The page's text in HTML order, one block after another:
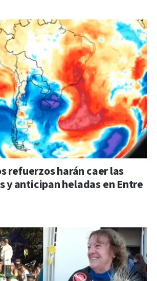
refuerzos harán caer las
y anticipan heladas en Entre